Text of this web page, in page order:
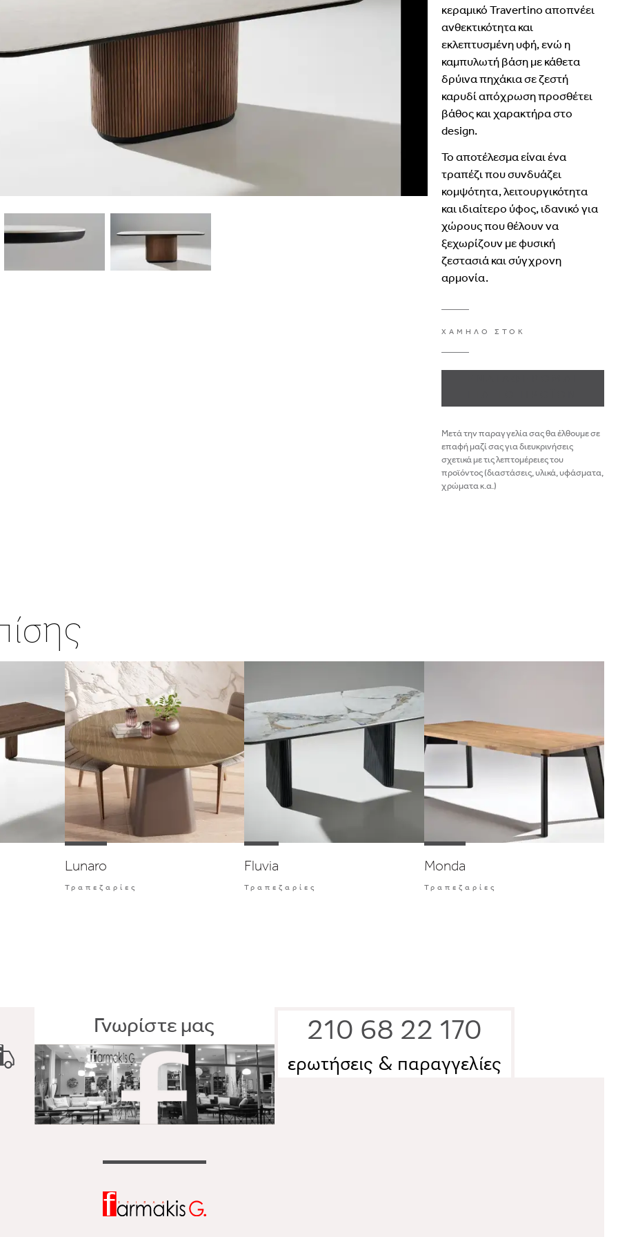
κεραμικό Travertino αποπνέει
ανθεκτικότητα και
εκλεπτυσμένη υφή, ενώ η
καμπυλωτή βάση με κάθετα
δρύινα πηχάκια σε ζεστή
καρυδί απόχρωση προσθέτει
βάθος και χαρακτήρα στο
design.
Το αποτέλεσμα είναι ένα
τραπέζι που συνδυάζει
κομψότητα, λειτουργικότητα
και ιδιαίτερο ύφος, ιδανικό για
χώρους που θέλουν να
ξεχωρίζουν με φυσική
ζεστασιά και σύγχρονη
αρμονία.
ΧΑΜΗΛΟ ΣΤΟΚ
Μετά την παραγγελία σας θα έλθουμε σε
επαφή μαζί σας για διευκρινήσεις
σχετικά με τις λεπτομέρειες του
προϊόντος (διαστάσεις, υλικά, υφάσματα,
χρώματα κ.α.)
Lunaro
Τραπεζαρίες
Fluvia
Τραπεζαρίες
Monda
Τραπεζαρίες
Γνωρίστε μας 210 68 22 170
ερωτήσεις & παραγγελίες